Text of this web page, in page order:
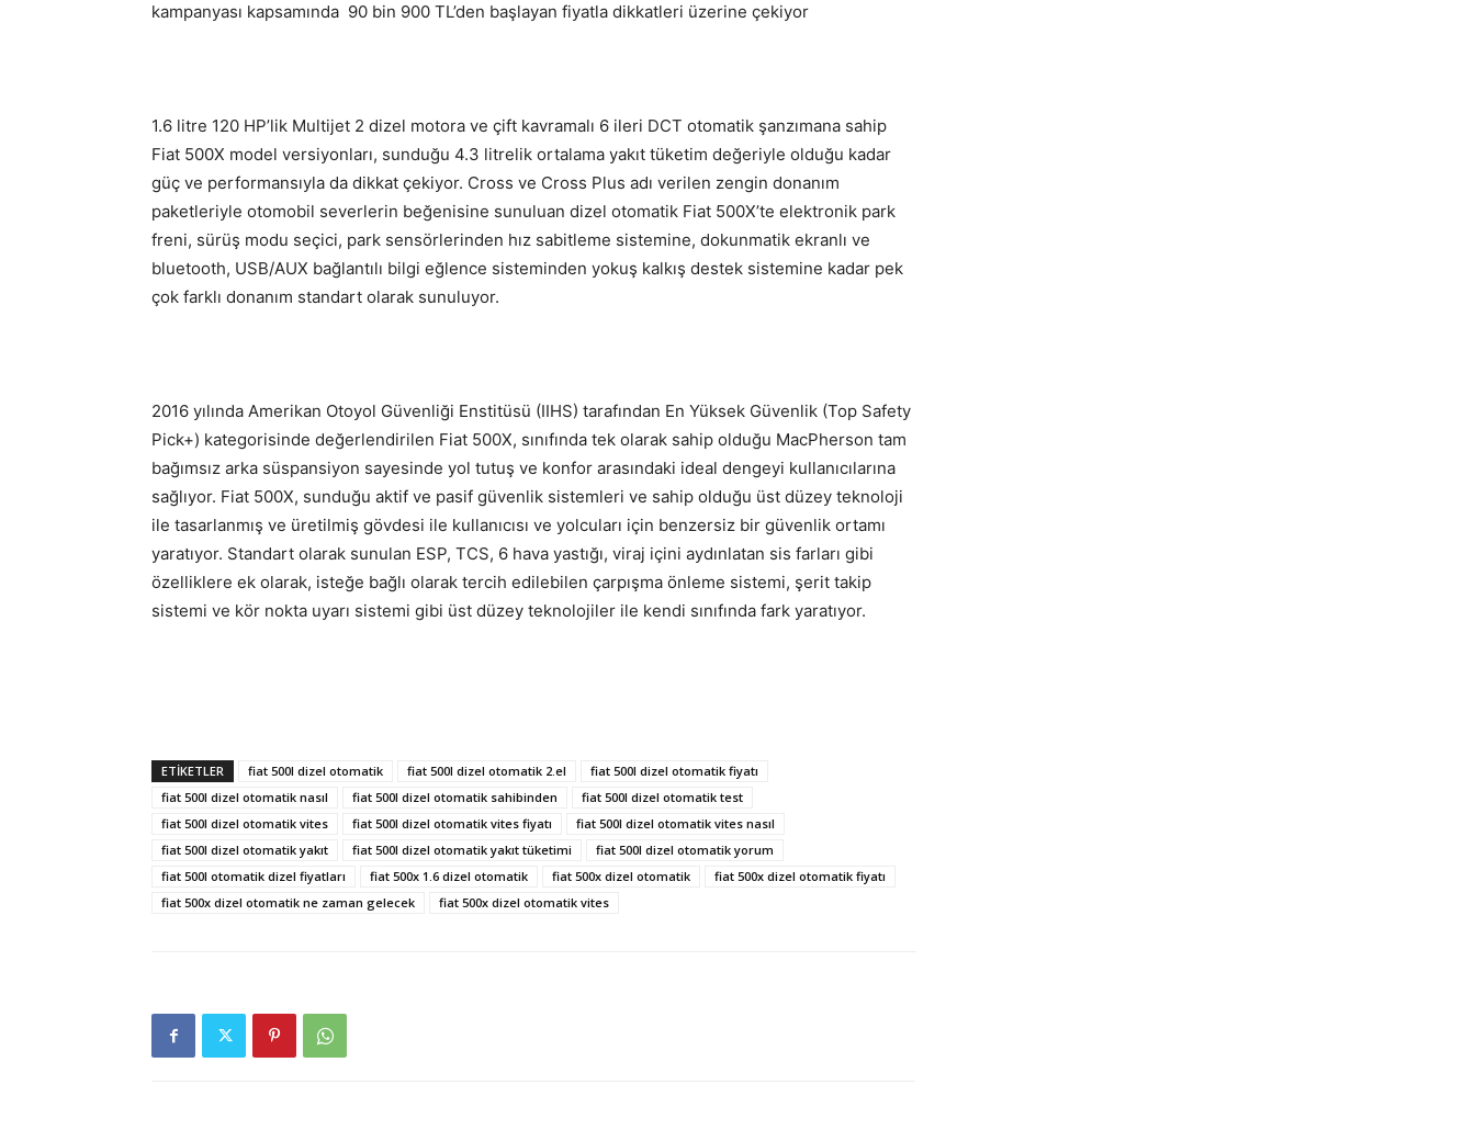
kampanyası kapsamında 90 bin 900 TL’den başlayan fiyatla dikkatleri üzerine çekiyor
1.6 litre 120 HP’lik Multijet 2 dizel motora ve çift kavramalı 6 ileri DCT otomatik şanzımana sahip
Fiat 500X model versiyonları, sunduğu 4.3 litrelik ortalama yakıt tüketim değeriyle olduğu kadar
güç ve performansıyla da dikkat çekiyor. Cross ve Cross Plus adı verilen zengin donanım
paketleriyle otomobil severlerin beğenisine sunuluan dizel otomatik Fiat 500X’te elektronik park
freni, sürüş modu seçici, park sensörlerinden hız sabitleme sistemine, dokunmatik ekranlı ve
bluetooth, USB/AUX bağlantılı bilgi eğlence sisteminden yokuş kalkış destek sistemine kadar pek
çok farklı donanım standart olarak sunuluyor.
2016 yılında Amerikan Otoyol Güvenliği Enstitüsü (IIHS) tarafından En Yüksek Güvenlik (Top Safety
Pick+) kategorisinde değerlendirilen Fiat 500X, sınıfında tek olarak sahip olduğu MacPherson tam
bağımsız arka süspansiyon sayesinde yol tutuş ve konfor arasındaki ideal dengeyi kullanıcılarına
sağlıyor. Fiat 500X, sunduğu aktif ve pasif güvenlik sistemleri ve sahip olduğu üst düzey teknoloji
ile tasarlanmış ve üretilmiş gövdesi ile kullanıcısı ve yolcuları için benzersiz bir güvenlik ortamı
yaratıyor. Standart olarak sunulan ESP, TCS, 6 hava yastığı, viraj içini aydınlatan sis farları gibi
özelliklere ek olarak, isteğe bağlı olarak tercih edilebilen çarpışma önleme sistemi, şerit takip
sistemi ve kör nokta uyarı sistemi gibi üst düzey teknolojiler ile kendi sınıfında fark yaratıyor.
ETIKETLER fiat 500l dizel otomatik fiat 500l dizel otomatik 2.el
fiat 500l dizel otomatik fiyatı
fiat 500l dizel otomatik nasıl
fiat 500l dizel otomatik sahibinden
fiat 500l dizel otomatik test
fiat 500l dizel otomatik vites
fiat 500l dizel otomatik vites fiyatı
fiat 500l dizel otomatik vites nasıl
fiat 500l dizel otomatik yakıt
fiat 500l dizel otomatik yakıt tüketimi
fiat 500l dizel otomatik yorum
fiat 500l otomatik dizel fiyatları
fiat 500x 1.6 dizel otomatik fiat 500x dizel otomatik
fiat 500x dizel otomatik fiyatı
fiat 500x dizel otomatik ne zaman gelecek
fiat 500x dizel otomatik vites